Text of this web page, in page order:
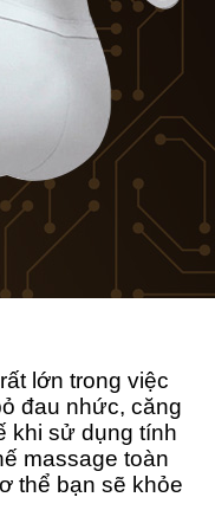
lớn trong việc
đau nhức, căng
khi sử dụng tính
massage toàn
thể bạn sẽ khỏe